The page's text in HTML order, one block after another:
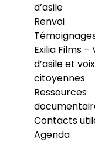
d’asile
Renvoi
Exilia Films –
d’asile et voix
citoyennes
Ressources
Contacts
Agenda